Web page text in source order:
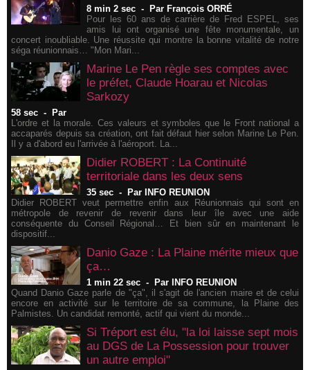
8 min 2 sec-
Par François ORRÉ
Pour les 60 ans de carrière de Fred ESPEL, ses
amis lui ont organisé une fête monumentale, un
concert inoubliable. Une réussite qui montre la bonne vitalité de notre
séga réunionnais… "Mon Mari...
Marine Le Pen règle ses comptes avec
le préfet, Claude Hoarau et Nicolas
Sarkozy
58 sec -
Par
L'ordre et la morale. Ces valeurs et symboles que le Front national a
accaparés depuis sa création, ont fait défaut hier selon Marine Le Pen.
Il y a d'abord eu l'arrivée à l'aéroport. La...
Didier ROBERT : La Continuité
territoriale dans les deux sens
35 sec-
Par INFO REUNION
Didier ROBERT veut permettre enfin aux Réunionnais qui sont en
métropole de revenir de revenir dans leur île avec une aide
conséquente du Conseil Régional… Et bien sûr en maintenant le
dispositif...
Danio Gaze : La Plaine mérite mieux que
ça…
1 min 22 sec-
Par INFO REUNION
Quand Danio Gaze parle de "ça", il s'agit de l'ancien maire et de celui
encore en activité sur le territoire de sa commune, la Plaine des
Palmistes. Un candidat remonté, actif qui vient du monde...
Si Tréport est élu, "la loi laisse sept mois
au DGS de La Possession pour trouver
un autre emploi"